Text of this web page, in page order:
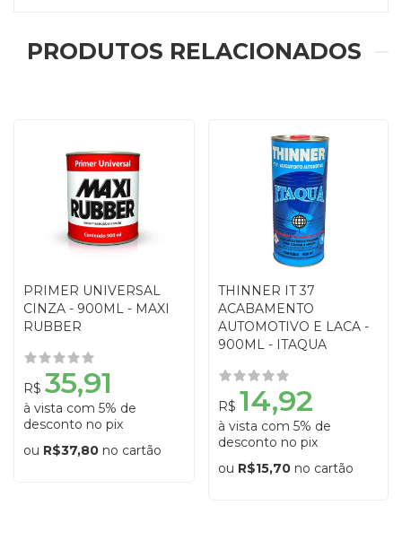
PRODUTOS RELACIONADOS
PRIMER UNIVERSAL
CINZA - 900ML - MAXI
RUBBER
R$ 35,91
à vista com 5% de
desconto no pix
ou R$37,80 no cartão
THINNER IT 37
ACABAMENTO
AUTOMOTIVO E LACA -
900ML - ITAQUA
R$ 14,92
à vista com 5% de
desconto no pix
ou R$15,70no cartão